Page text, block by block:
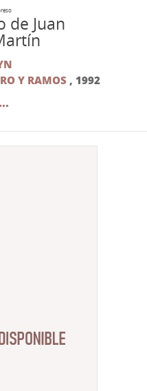
de Juan
Y RAMOS , 1992